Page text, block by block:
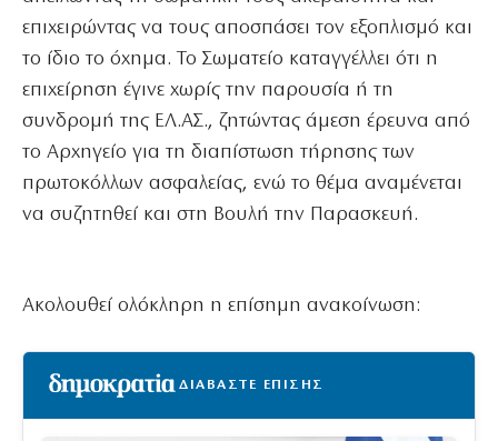
επιχειρώντας να τους αποσπάσει τον εξοπλισμό και
το ίδιο το όχημα. Το Σωματείο καταγγέλλει ότι η
επιχείρηση έγινε χωρίς την παρουσία ή τη
συνδρομή της ΕΛ.ΑΣ., ζητώντας άμεση έρευνα από
το Αρχηγείο για τη διαπίστωση τήρησης των
πρωτοκόλλων ασφαλείας, ενώ το θέμα αναμένεται
να συζητηθεί και στη Βουλή την Παρασκευή.
Ακολουθεί ολόκληρη η επίσημη ανακοίνωση:
ΔΙΑΒΑΣΤΕ ΕΠΙΣΗΣ